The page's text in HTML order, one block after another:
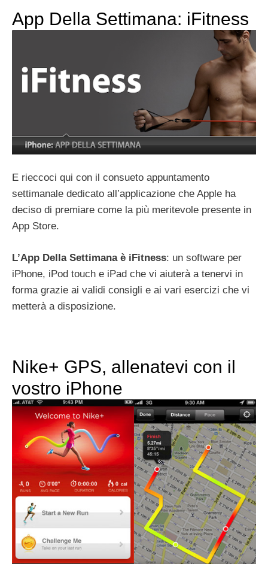
App Della Settimana: iFitness
E rieccoci qui con il consueto appuntamento
settimanale dedicato all’applicazione che Apple ha
deciso di premiare come la più meritevole presente in
App Store.
L’App Della Settimana è iFitness: un software per
iPhone, iPod touch e iPad che vi aiuterà a tenervi in
forma grazie ai validi consigli e ai vari esercizi che vi
metterà a disposizione.
Nike+ GPS, allenatevi con il
vostro iPhone